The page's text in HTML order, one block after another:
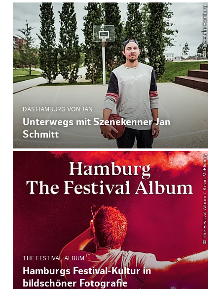
© Geheimtipp Hamburg
DAS HAMBURG VON JAN
Unterwegs mit Szenekenner Jan
Schmitt
© The Festival Album / Kevin McElvaney
THE FESTIVAL ALBUM
Hamburgs Festival-Kultur in
bildschöner Fotografie